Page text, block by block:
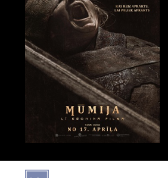
Культура
Мероприятия
Новости
Подарки